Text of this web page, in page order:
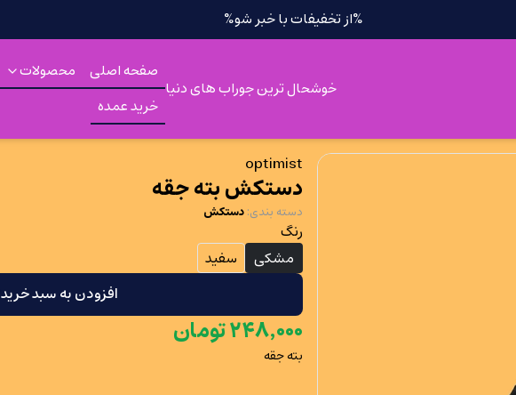
%از تخفیفات با خبر شو%
خوشحال ترین جوراب های دنیا
صفحه اصلی
محصولات
خرید عمده
optimist
دستکش بته جقه
دسته بندی: دستکش
رنگ
مشکی
سفید
افزودن به سبد خرید
۲۴۸٬۰۰۰ تومان
بته جقه